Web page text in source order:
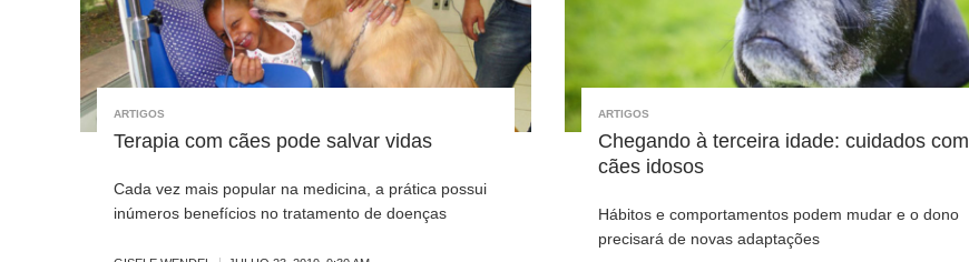
ARTIGOS
Terapia com cães pode salvar vidas
Cada vez mais popular na medicina, a prática possui
inúmeros benefícios no tratamento de doenças
ARTIGOS
Chegando à terceira idade: cuidados com
cães idosos
Hábitos e comportamentos podem mudar e o dono
precisará de novas adaptações